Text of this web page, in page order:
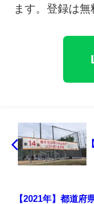
ます。登録は無
【2021年】都道